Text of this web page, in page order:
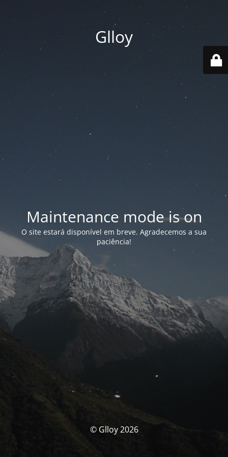
Glloy
Maintenance mode is on
O site estará disponível em breve. Agradecemos a sua
paciência!
© Glloy 2026